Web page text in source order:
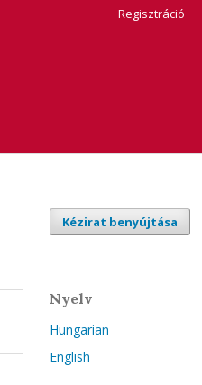
Regisztráció
Kézirat benyújtása
Nyelv
Hungarian
English